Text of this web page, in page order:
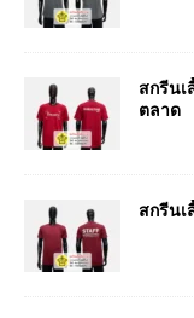
สกรีนเ
ตลาด
สกรีนเ